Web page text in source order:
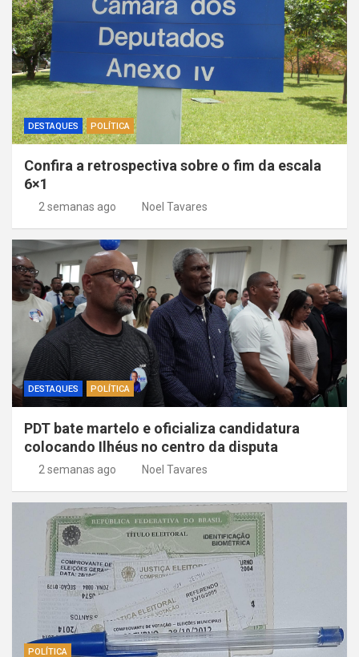
DESTAQUES POLÍTICA
Confira a retrospectiva sobre o fim da escala
6×1
2 semanas ago Noel Tavares
DESTAQUES POLÍTICA
PDT bate martelo e oficializa candidatura
colocando Ilhéus no centro da disputa
2 semanas ago Noel Tavares
POLÍTICA